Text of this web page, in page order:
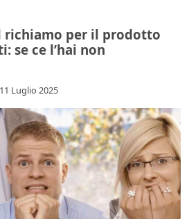
richiamo per il prodotto
se ce l’hai non
11 Luglio 2025